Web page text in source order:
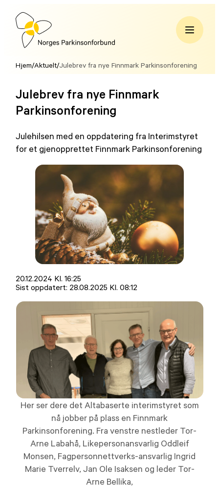
Hopp
innholdNorges
Hjem/Aktuelt/Julebrev fra nye Finnmark Parkinsonforening
Julebrev fra nye Finnmark
Parkinsonforening
Julehilsen med en oppdatering fra Interimstyret
for et gjenopprettet Finnmark Parkinsonforening
Lagt
ut
20.12.2024 Kl. 16:25
Sist oppdatert: 28.08.2025 Kl. 08:12
Her ser dere det Altabaserte interimstyret som
nå jobber på plass en Finnmark
Parkinsonforening. Fra venstre nestleder Tor-
Arne Labahå, Likepersonansvarlig Oddleif
Monsen, Fagpersonnettverks-ansvarlig Ingrid
Marie Tverrelv, Jan Ole Isaksen og leder Tor-
Arne Bellika,